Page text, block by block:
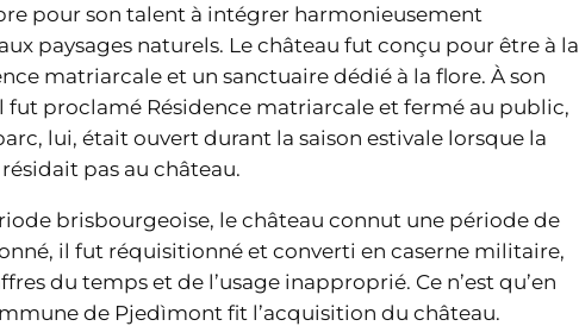
pour son talent à intégrer harmonieusement
paysages naturels. Le château fut conçu pour être à la
matriarcale et un sanctuaire dédié à la flore. À son
fut proclamé Résidence matriarcale et fermé au public,
lui, était ouvert durant la saison estivale lorsque la
pas au château.
brisbourgeoise, le château connut une période de
il fut réquisitionné et converti en caserne militaire,
du temps et de l’usage inapproprié. Ce n’est qu’en
de Pjedìmont fit l’acquisition du château.